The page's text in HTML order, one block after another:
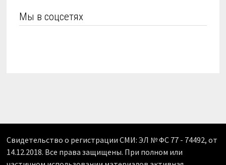
Мы в соцсетях
Свидетельство о регистрации СМИ: ЭЛ № ФС 77 - 74492, от
14.12.2018. Все права защищены. При полном или